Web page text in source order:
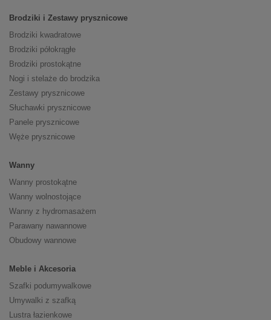
Brodziki i Zestawy prysznicowe
Brodziki kwadratowe
Brodziki półokrągłe
Brodziki prostokątne
Nogi i stelaże do brodzika
Zestawy prysznicowe
Słuchawki prysznicowe
Panele prysznicowe
Węże prysznicowe
Wanny
Wanny prostokątne
Wanny wolnostojące
Wanny z hydromasażem
Parawany nawannowe
Obudowy wannowe
Meble i Akcesoria
Szafki podumywalkowe
Umywalki z szafką
Lustra łazienkowe